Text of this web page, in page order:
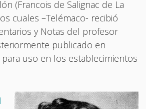
(Francois de Salignac de La
cuales –Telémaco- recibió
y Notas del profesor
publicado en
uso en los establecimientos